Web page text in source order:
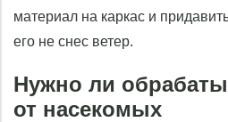
материал на каркас и
его не снес ветер.
Нужно ли
от насекомых